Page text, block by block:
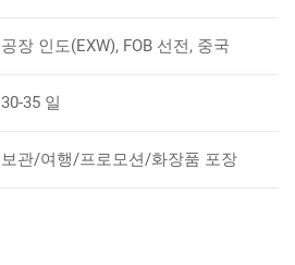
공장 인도(EXW), FOB 선전, 중국
30-35 일
보관/여행/프로모션/화장품 포장